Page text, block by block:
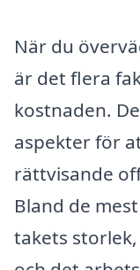
När du
är det flera
kostnaden.
aspekter för
rättvisande
Bland de
takets